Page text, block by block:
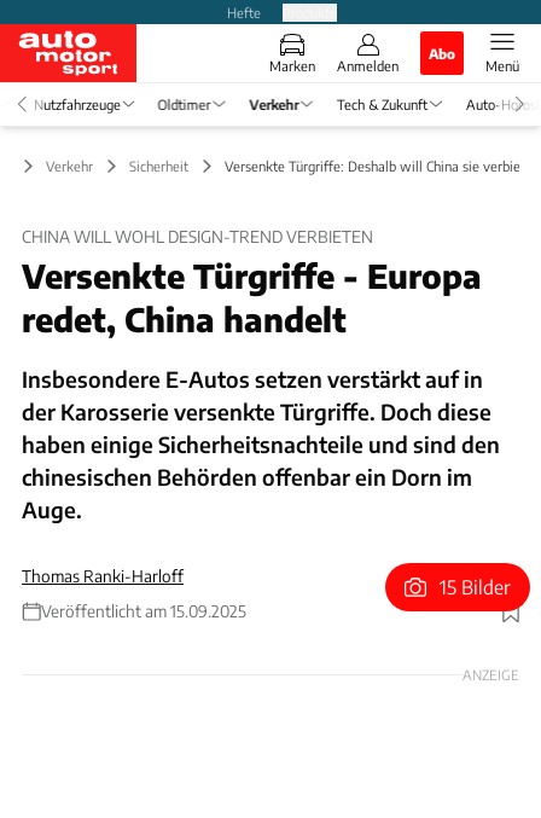
Hefte
Marken Anmelden
Abo
Menü
Nutzfahrzeuge Oldtimer Verkehr Tech & Zukunft Auto-
Verkehr Sicherheit Versenkte Türgriffe: Deshalb will China sie verbieten
CHINA WILL WOHL DESIGN-TREND VERBIETEN
Versenkte Türgriffe - Europa
redet, China handelt
Insbesondere E-Autos setzen verstärkt auf in
der Karosserie versenkte Türgriffe. Doch diese
haben einige Sicherheitsnachteile und sind den
chinesischen Behörden offenbar ein Dorn im
Auge.
Thomas Ranki-Harloff
Veröffentlicht am 15.09.2025
Foto: Hans-Dieter Seufert
15 Bilder
ANZEIGE